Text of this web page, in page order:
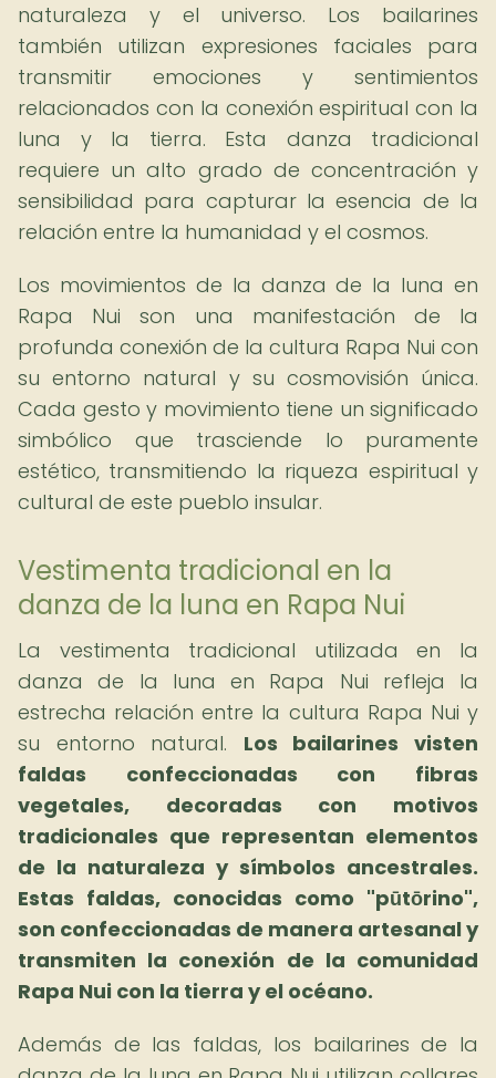
naturaleza y el universo. Los bailarines
también utilizan expresiones faciales para
transmitir emociones y sentimientos
relacionados con la conexión espiritual con la
luna y la tierra. Esta danza tradicional
requiere un alto grado de concentración y
sensibilidad para capturar la esencia de la
relación entre la humanidad y el cosmos.
Los movimientos de la danza de la luna en
Rapa Nui son una manifestación de la
profunda conexión de la cultura Rapa Nui con
su entorno natural y su cosmovisión única.
Cada gesto y movimiento tiene un significado
simbólico que trasciende lo puramente
estético, transmitiendo la riqueza espiritual y
cultural de este pueblo insular.
Vestimenta tradicional en la
danza de la luna en Rapa Nui
La vestimenta tradicional utilizada en la
danza de la luna en Rapa Nui refleja la
estrecha relación entre la cultura Rapa Nui y
su entorno natural. Los bailarines visten
faldas confeccionadas con fibras
vegetales, decoradas con motivos
tradicionales que representan elementos
de la naturaleza y símbolos ancestrales.
Estas faldas, conocidas como "pūtōrino",
son confeccionadas de manera artesanal y
transmiten la conexión de la comunidad
Rapa Nui con la tierra y el océano.
Además de las faldas, los bailarines de la